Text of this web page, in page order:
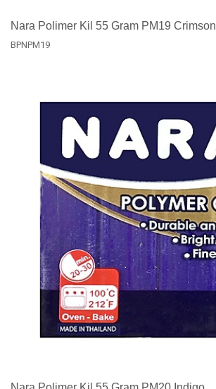
Nara Polimer Kil 55 Gram PM19 Crimson
BPNPM19